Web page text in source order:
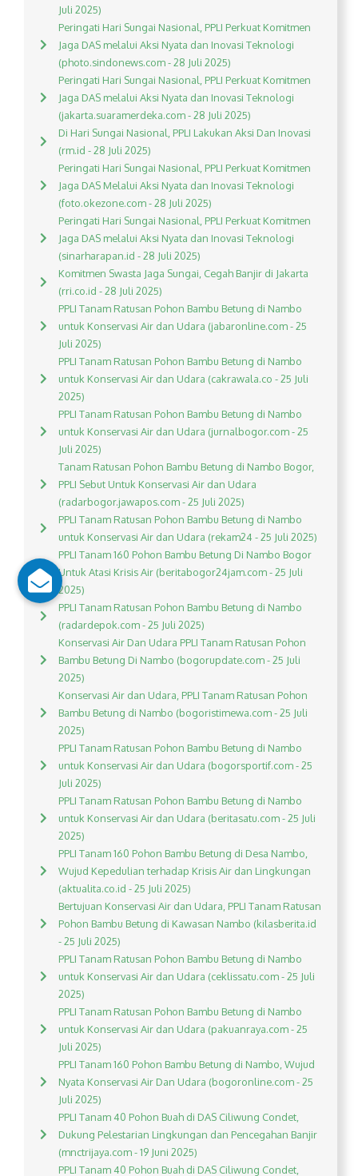
Juli 2025)
Peringati Hari Sungai Nasional, PPLI Perkuat Komitmen
Jaga DAS melalui Aksi Nyata dan Inovasi Teknologi
(photo.sindonews.com - 28 Juli 2025)
Peringati Hari Sungai Nasional, PPLI Perkuat Komitmen
Jaga DAS melalui Aksi Nyata dan Inovasi Teknologi
(jakarta.suaramerdeka.com - 28 Juli 2025)
Di Hari Sungai Nasional, PPLI Lakukan Aksi Dan Inovasi
(rm.id - 28 Juli 2025)
Peringati Hari Sungai Nasional, PPLI Perkuat Komitmen
Jaga DAS Melalui Aksi Nyata dan Inovasi Teknologi
(foto.okezone.com - 28 Juli 2025)
Peringati Hari Sungai Nasional, PPLI Perkuat Komitmen
Jaga DAS melalui Aksi Nyata dan Inovasi Teknologi
(sinarharapan.id - 28 Juli 2025)
Komitmen Swasta Jaga Sungai, Cegah Banjir di Jakarta
(rri.co.id - 28 Juli 2025)
PPLI Tanam Ratusan Pohon Bambu Betung di Nambo
untuk Konservasi Air dan Udara (jabaronline.com - 25
Juli 2025)
PPLI Tanam Ratusan Pohon Bambu Betung di Nambo
untuk Konservasi Air dan Udara (cakrawala.co - 25 Juli
2025)
PPLI Tanam Ratusan Pohon Bambu Betung di Nambo
untuk Konservasi Air dan Udara (jurnalbogor.com - 25
Juli 2025)
Tanam Ratusan Pohon Bambu Betung di Nambo Bogor,
PPLI Sebut Untuk Konservasi Air dan Udara
(radarbogor.jawapos.com - 25 Juli 2025)
PPLI Tanam Ratusan Pohon Bambu Betung di Nambo
untuk Konservasi Air dan Udara (rekam24 - 25 Juli 2025)
PPLI Tanam 160 Pohon Bambu Betung Di Nambo Bogor
Untuk Atasi Krisis Air (beritabogor24jam.com - 25 Juli
2025)
PPLI Tanam Ratusan Pohon Bambu Betung di Nambo
(radardepok.com - 25 Juli 2025)
Konservasi Air Dan Udara PPLI Tanam Ratusan Pohon
Bambu Betung Di Nambo (bogorupdate.com - 25 Juli
2025)
Konservasi Air dan Udara, PPLI Tanam Ratusan Pohon
Bambu Betung di Nambo (bogoristimewa.com - 25 Juli
2025)
PPLI Tanam Ratusan Pohon Bambu Betung di Nambo
untuk Konservasi Air dan Udara (bogorsportif.com - 25
Juli 2025)
PPLI Tanam Ratusan Pohon Bambu Betung di Nambo
untuk Konservasi Air dan Udara (beritasatu.com - 25 Juli
2025)
PPLI Tanam 160 Pohon Bambu Betung di Desa Nambo,
Wujud Kepedulian terhadap Krisis Air dan Lingkungan
(aktualita.co.id - 25 Juli 2025)
Bertujuan Konservasi Air dan Udara, PPLI Tanam Ratusan
Pohon Bambu Betung di Kawasan Nambo (kilasberita.id
- 25 Juli 2025)
PPLI Tanam Ratusan Pohon Bambu Betung di Nambo
untuk Konservasi Air dan Udara (ceklissatu.com - 25 Juli
2025)
PPLI Tanam Ratusan Pohon Bambu Betung di Nambo
untuk Konservasi Air dan Udara (pakuanraya.com - 25
Juli 2025)
PPLI Tanam 160 Pohon Bambu Betung di Nambo, Wujud
Nyata Konservasi Air Dan Udara (bogoronline.com - 25
Juli 2025)
PPLI Tanam 40 Pohon Buah di DAS Ciliwung Condet,
Dukung Pelestarian Lingkungan dan Pencegahan Banjir
(mnctrijaya.com - 19 Juni 2025)
PPLI Tanam 40 Pohon Buah di DAS Ciliwung Condet,